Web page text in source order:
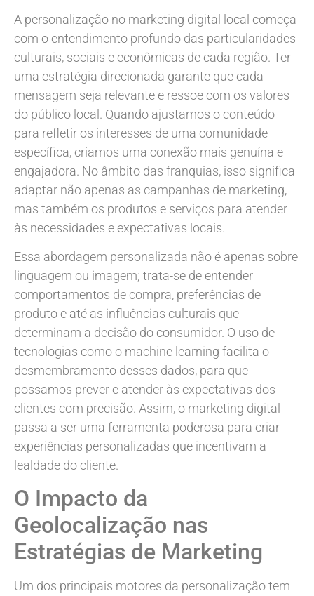
A personalização no marketing digital local começa
com o entendimento profundo das particularidades
culturais, sociais e econômicas de cada região. Ter
uma estratégia direcionada garante que cada
mensagem seja relevante e ressoe com os valores
do público local. Quando ajustamos o conteúdo
para refletir os interesses de uma comunidade
específica, criamos uma conexão mais genuína e
engajadora. No âmbito das franquias, isso significa
adaptar não apenas as campanhas de marketing,
mas também os produtos e serviços para atender
às necessidades e expectativas locais.
Essa abordagem personalizada não é apenas sobre
linguagem ou imagem; trata-se de entender
comportamentos de compra, preferências de
produto e até as influências culturais que
determinam a decisão do consumidor. O uso de
tecnologias como o machine learning facilita o
desmembramento desses dados, para que
possamos prever e atender às expectativas dos
clientes com precisão. Assim, o marketing digital
passa a ser uma ferramenta poderosa para criar
experiências personalizadas que incentivam a
lealdade do cliente.
O Impacto da
Geolocalização nas
Estratégias de Marketing
Um dos principais motores da personalização tem